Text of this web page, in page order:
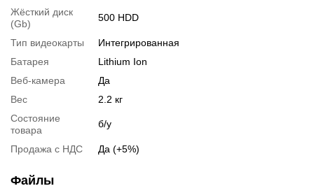
Написать на Email
Жёсткий диск
(Gb)
500 HDD
Тип видеокарты
Интегрированная
Батарея
Lithium Ion
Веб-камера
Да
Вес
2.2 кг
Состояние
товара
б/у
Продажа с НДС Да (+5%)
Файлы